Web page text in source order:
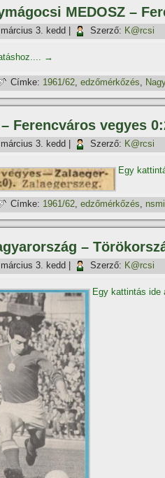
MEDOSZ –
3. kedd Szerző: K@rcsi
→
Címke: 1961/62, edzőmérkőzés,
– Ferencváros vegyes
3. kedd Szerző: K@rcsi
Egy
Címke: 1961/62, edzőmérkőzés,
–
3. kedd Szerző: K@rcsi
Egy kattintás ide